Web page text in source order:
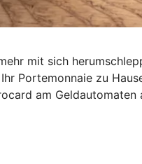
mit sich
Portemonnaie zu
am Geldautomaten